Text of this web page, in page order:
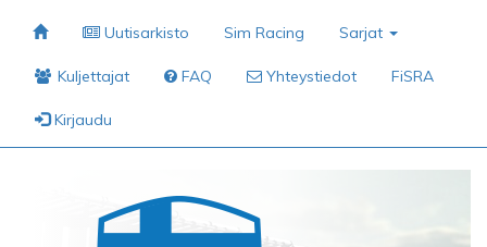
Uutisarkisto Sim Racing Sarjat
Kuljettajat FAQ Yhteystiedot FiSRA
Kirjaudu